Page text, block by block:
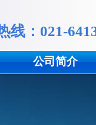
线： 021-
公司简介